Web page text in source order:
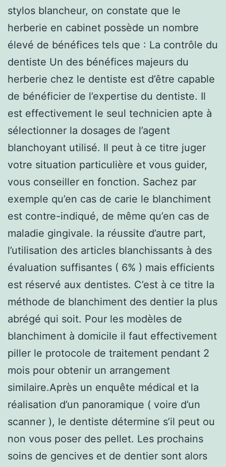
stylos blancheur, on constate que le
herberie en cabinet possède un nombre
élevé de bénéfices tels que : La contrôle du
dentiste Un des bénéfices majeurs du
herberie chez le dentiste est d’être capable
de bénéficier de l’expertise du dentiste. Il
est effectivement le seul technicien apte à
sélectionner la dosages de l’agent
blanchoyant utilisé. Il peut à ce titre juger
votre situation particulière et vous guider,
vous conseiller en fonction. Sachez par
exemple qu’en cas de carie le blanchiment
est contre-indiqué, de même qu’en cas de
maladie gingivale. la réussite d’autre part,
l’utilisation des articles blanchissants à des
évaluation suffisantes ( 6% ) mais efficients
est réservé aux dentistes. C’est à ce titre la
méthode de blanchiment des dentier la plus
abrégé qui soit. Pour les modèles de
blanchiment à domicile il faut effectivement
piller le protocole de traitement pendant 2
mois pour obtenir un arrangement
similaire.Après un enquête médical et la
réalisation d’un panoramique ( voire d’un
scanner ), le dentiste détermine s’il peut ou
non vous poser des pellet. Les prochains
soins de gencives et de dentier sont alors